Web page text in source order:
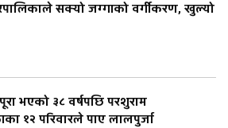
सक्यो जग्गाको वर्गीकरण, खुल्यो
भएको ३८ वर्षपछि परशुराम
१२ परिवारले पाए लालपुर्जा